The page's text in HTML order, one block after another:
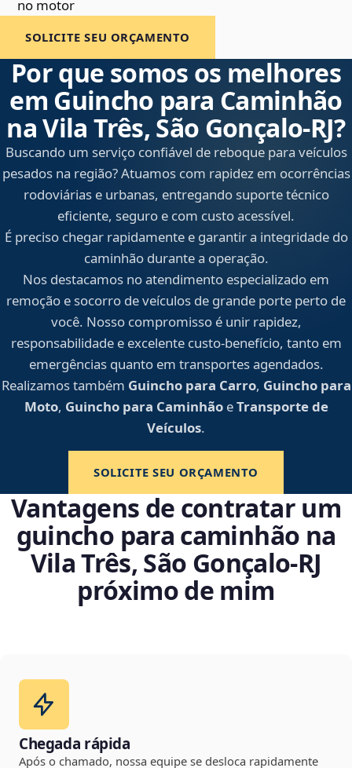
no motor
SOLICITE SEU ORÇAMENTO
Por que somos os melhores
em Guincho para Caminhão
na Vila Três, São Gonçalo‑RJ?
Buscando um serviço confiável de reboque para veículos
pesados na região? Atuamos com rapidez em ocorrências
rodoviárias e urbanas, entregando suporte técnico
eficiente, seguro e com custo acessível.
É preciso chegar rapidamente e garantir a integridade do
caminhão durante a operação.
Nos destacamos no atendimento especializado em
remoção e socorro de veículos de grande porte perto de
você. Nosso compromisso é unir rapidez,
responsabilidade e excelente custo-benefício, tanto em
emergências quanto em transportes agendados.
Realizamos também Guincho para Carro, Guincho para
Moto, Guincho para CaminhãoeTransporte de
Veículos.
SOLICITE SEU ORÇAMENTO
Vantagens de contratar um
guincho para caminhão na
Vila Três, São Gonçalo‑RJ
próximo de mim
Chegada rápida
Após o chamado, nossa equipe se desloca rapidamente